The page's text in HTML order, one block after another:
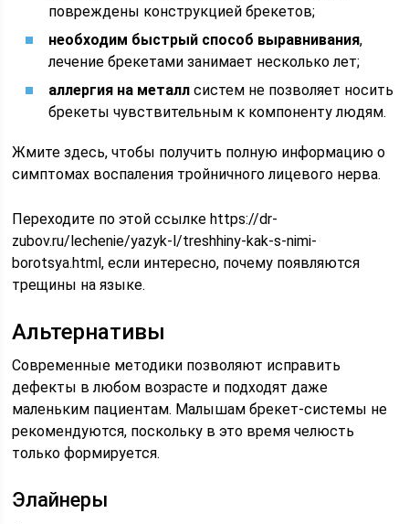
повреждены конструкцией брекетов;
необходим быстрый способ выравнивания,
лечение брекетами занимает несколько лет;
аллергия на металл систем не позволяет носить
брекеты чувствительным к компоненту людям.
Жмите здесь, чтобы получить полную информацию о
симптомах воспаления тройничного лицевого нерва.
Переходите по этой ссылке https://dr-
zubov.ru/lechenie/yazyk-l/treshhiny-kak-s-nimi-
borotsya.html, если интересно, почему появляются
трещины на языке.
Альтернативы
Современные методики позволяют исправить
дефекты в любом возрасте и подходят даже
маленьким пациентам. Малышам брекет-системы не
рекомендуются, поскольку в это время челюсть
только формируется.
Элайнеры